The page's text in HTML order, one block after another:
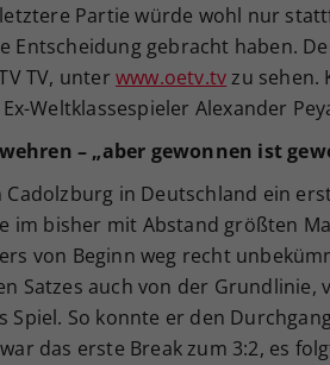
letztere Partie würde wohl nur
Entscheidung gebracht haben.
TV, unter www.oetv.tvzu sehen.
Weltklassespieler Alexander
– „aber gewonnen ist
in Deutschland ein
im bisher mit Abstand größten
von Beginn weg recht
Satzes auch von der Grundlinie,
Spiel. So konnte er den
das erste Break zum 3:2, es